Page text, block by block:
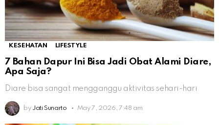
KESEHATAN LIFESTYLE
7 Bahan Dapur Ini Bisa Jadi Obat Alami Diare,
Apa Saja?
Diare bisa sangat mengganggu aktivitas sehari-hari
by Jati Sunarto May 7, 2026, 7:48 am